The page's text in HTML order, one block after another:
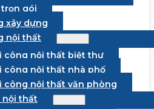
trọn gói
xây dựng
nội thất
công nội thất biệt thự
công nội thất nhà phố
công nội thất văn phòng
nội thất